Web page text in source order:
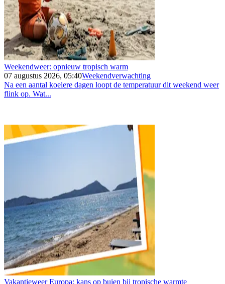
Weekendweer: opnieuw tropisch warm
07 augustus 2026, 05:40Weekendverwachting
Na een aantal koelere dagen loopt de temperatuur dit weekend weer
flink op. Wat...
Vakantieweer Europa: kans op buien bij tropische warmte